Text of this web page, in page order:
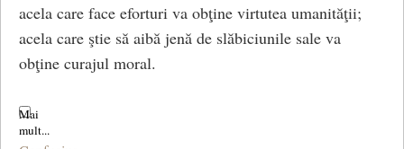
acela care face eforturi va obţine virtutea umanităţii;
acela care ştie să aibă jenă de slăbiciunile sale va
obţine curajul moral.